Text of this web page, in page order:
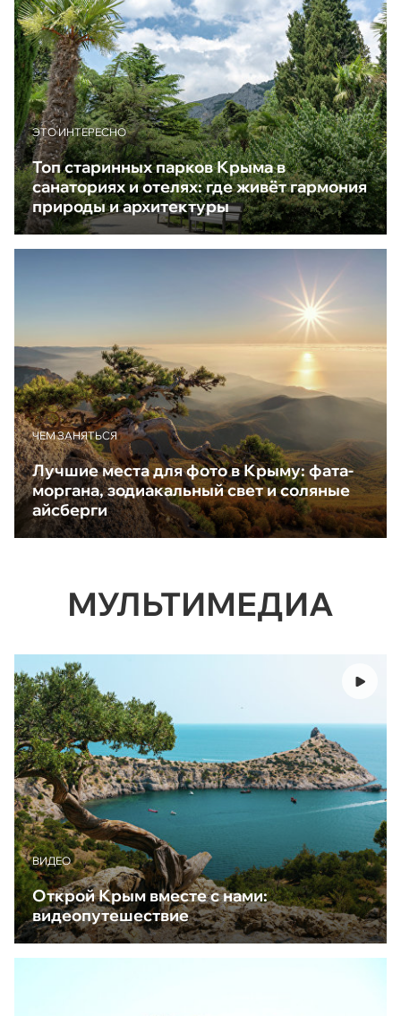
ЭТО ИНТЕРЕСНО
Топ старинных парков Крыма в
санаториях и отелях: где живёт гармония
природы и архитектуры
ЧЕМ ЗАНЯТЬСЯ
Лучшие места для фото в Крыму: фата-
моргана, зодиакальный свет и соляные
айсберги
МУЛЬТИМЕДИА
ВИДЕО
Открой Крым вместе с нами:
видеопутешествие